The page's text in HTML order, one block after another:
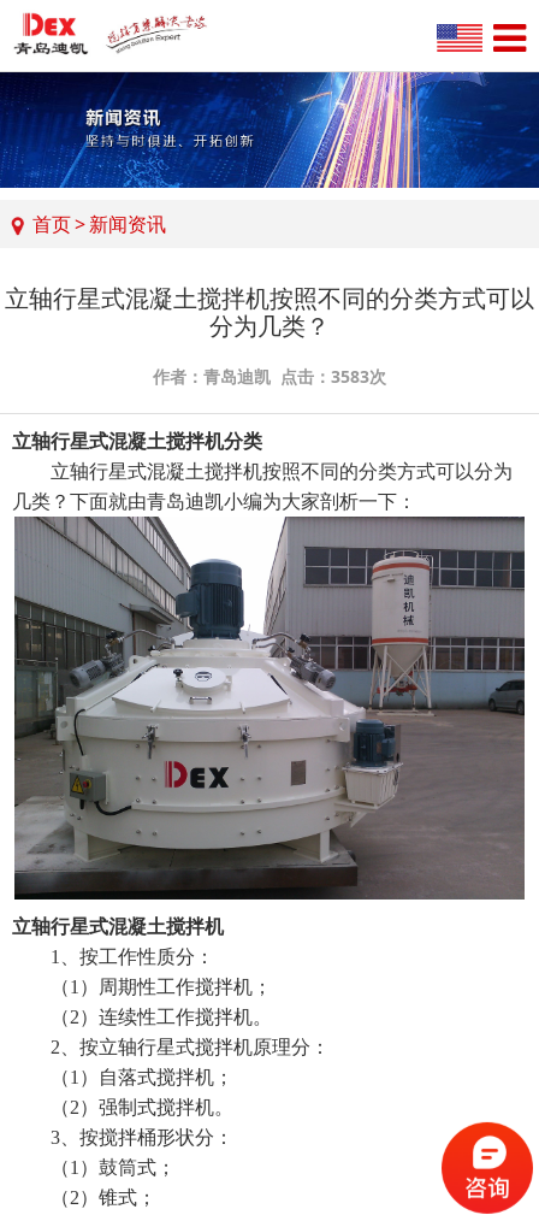
首页>新闻资讯
立轴行星式混凝土搅拌机按照不同的分类方式可以
分为几类？
作者：青岛迪凯 点击：3583次
立轴行星式混凝土搅拌机分类
立轴行星式混凝土搅拌机按照不同的分类方式可以分为
几类？下面就由青岛迪凯小编为大家剖析一下：
立轴行星式混凝土搅拌机
1、按工作性质分：
（1）周期性工作搅拌机；
（2）连续性工作搅拌机。
2、按立轴行星式搅拌机原理分：
（1）自落式搅拌机；
（2）强制式搅拌机。
3、按搅拌桶形状分：
（1）鼓筒式；
（2）锥式；